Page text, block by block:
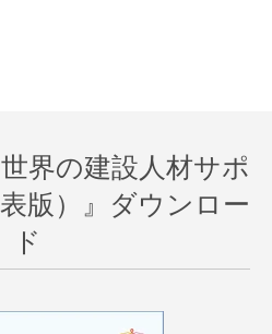
界の建設人材サポ
版）』ダウンロー
ド